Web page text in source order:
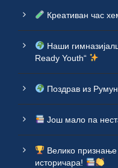
Креативан час
Наши
Ready Youth“
Поздрав из
Још мало па
Велико признање
историчара!